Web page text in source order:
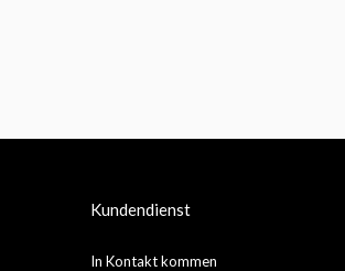
Kundendienst
In Kontakt kommen